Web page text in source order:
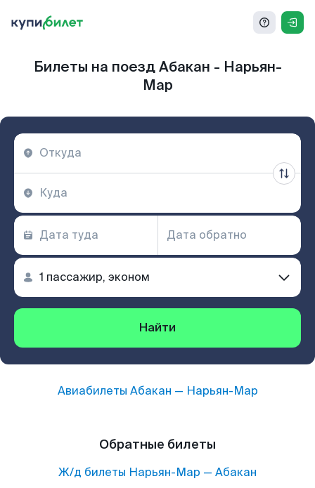
Билеты на поезд Абакан - Нарьян-
Мар
Найти
Авиабилеты Абакан — Нарьян-Мар
Обратные билеты
Ж/д билеты Нарьян-Мар — Абакан